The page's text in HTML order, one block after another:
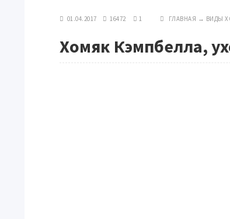
01.04.2017 16472 1 ГЛАВНАЯ → ВИДЫ
Хомяк Кэмпбелла,